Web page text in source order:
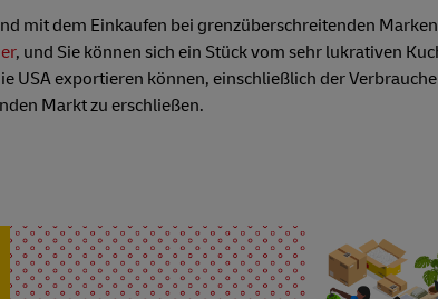
mit dem Einkaufen bei grenzüberschreitenden
, und Sie können sich ein Stück vom sehr lukrativen
USA exportieren können, einschließlich der
Markt zu erschließen.